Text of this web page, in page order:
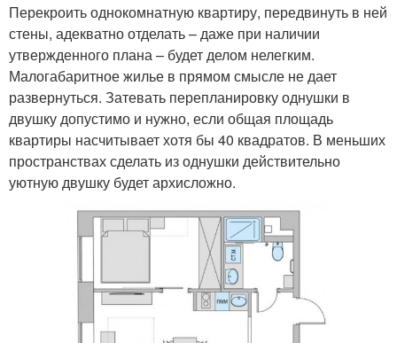
Перекроить однокомнатную квартиру, передвинуть в ней
стены, адекватно отделать – даже при наличии
утвержденного плана – будет делом нелегким.
Малогабаритное жилье в прямом смысле не дает
развернуться. Затевать перепланировку однушки в
двушку допустимо и нужно, если общая площадь
квартиры насчитывает хотя бы 40 квадратов. В меньших
пространствах сделать из однушки действительно
уютную двушку будет архисложно.